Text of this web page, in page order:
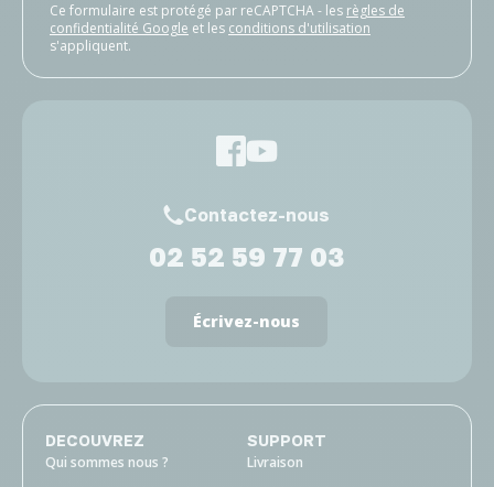
Ce formulaire est protégé par reCAPTCHA - les règles de
confidentialité Google et les conditions d'utilisation
s'appliquent.
Contactez-nous
02 52 59 77 03
Écrivez-nous
DECOUVREZ
Qui sommes nous ?
SUPPORT
Livraison